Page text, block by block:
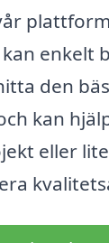
enkelt
den
kan
eller